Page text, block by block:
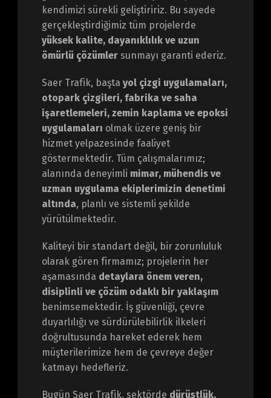
kendimizi sürekli geliştiririz. Bu sayede
gerçekleştirdiğimiz tüm projelerde
yüksek kalite, dayanıklılık ve uzun
ömürlü çözümlersunmayı garanti ederiz.
Saer Trafik, başta yol çizgi uygulamaları,
otopark çizgileri, fabrika ve saha
işaretlemeleri, zemin kaplama ve epoksi
uygulamaları olmak üzere geniş bir
hizmet yelpazesinde faaliyet
göstermektedir. Tüm çalışmalarımız;
alanında deneyimli mimar, mühendis ve
uzman uygulama ekiplerimizin denetimi
altında, planlı ve sistemli şekilde
yürütülmektedir.
Kaliteyi bir standart değil, bir zorunluluk
olarak gören firmamız; projelerin her
aşamasında detaylara önem veren,
disiplinli ve çözüm odaklı bir yaklaşım
benimsemektedir. İş güvenliği, çevre
duyarlılığı ve sürdürülebilirlik ilkeleri
doğrultusunda hareket ederek hem
müşterilerimize hem de çevreye değer
katmayı hedefleriz.
Bugün Saer Trafik, sektörde dürüstlük,